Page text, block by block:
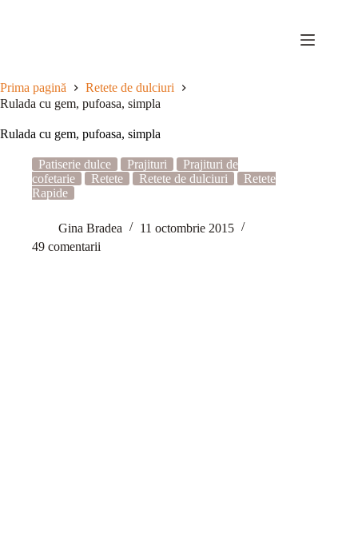
Prima pagină
Retete de dulciuri
Rulada cu gem, pufoasa, simpla
Rulada cu gem, pufoasa, simpla
Patiserie dulce Prajituri
Prajituri de
cofetarie
Retete Retete de dulciuri
Retete
Rapide
Gina Bradea
11 octombrie 2015
49 comentarii